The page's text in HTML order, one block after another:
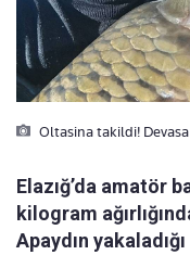
Oltasina takildi!
Elazığ’da amatör
kilogram
Apaydın